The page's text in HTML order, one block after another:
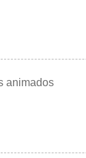
animados